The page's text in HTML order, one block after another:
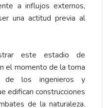
a influjos externos,
una actitud previa al
este estadio de
el momento de la toma
los ingenieros y
edifican construcciones
de la naturaleza.